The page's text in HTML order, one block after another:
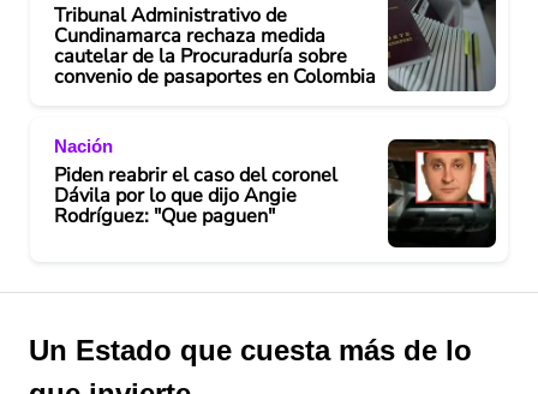
Tribunal Administrativo de
Cundinamarca rechaza medida
cautelar de la Procuraduría sobre
convenio de pasaportes en Colombia
Nación
Piden reabrir el caso del coronel
Dávila por lo que dijo Angie
Rodríguez: "Que paguen"
Un Estado que cuesta más de lo